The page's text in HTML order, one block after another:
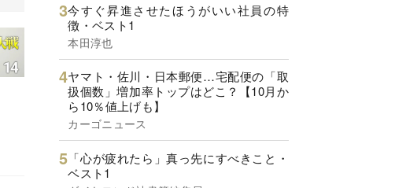
今すぐ昇進させたほうがいい社員の特
徴・ベスト1
本田淳也
ヤマト・佐川・日本郵便…宅配便の「取
扱個数」増加率トップはどこ？【10月か
ら10％値上げも】
カーゴニュース
「心が疲れたら」真っ先にすべきこと・
ベスト1